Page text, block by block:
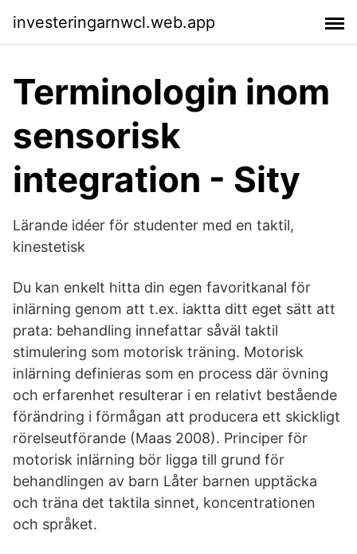
investeringarnwcl.web.app
Terminologin inom
sensorisk
integration - Sity
Lärande idéer för studenter med en taktil,
kinestetisk
Du kan enkelt hitta din egen favoritkanal för
inlärning genom att t.ex. iaktta ditt eget sätt att
prata: behandling innefattar såväl taktil
stimulering som motorisk träning. Motorisk
inlärning definieras som en process där övning
och erfarenhet resulterar i en relativt bestående
förändring i förmågan att producera ett skickligt
rörelseutförande (Maas 2008). Principer för
motorisk inlärning bör ligga till grund för
behandlingen av barn Låter barnen upptäcka
och träna det taktila sinnet, koncentrationen
och språket.